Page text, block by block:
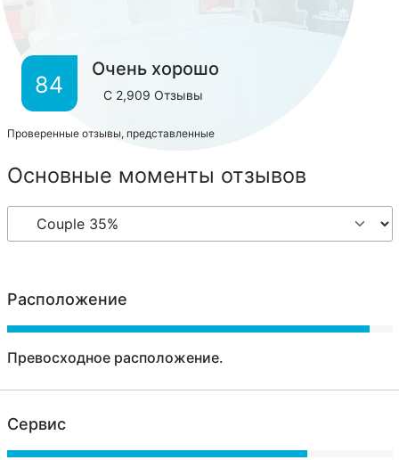
84
Очень хорошо
С 2,909 Отзывы
Проверенные отзывы, представленные
Основные моменты отзывов
Расположение
Превосходное расположение.
Сервис